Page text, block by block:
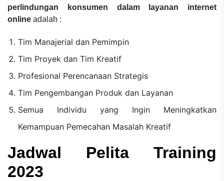
perlindungan konsumen dalam layanan internet
online adalah :
Tim Manajerial dan Pemimpin
Tim Proyek dan Tim Kreatif
Profesional Perencanaan Strategis
Tim Pengembangan Produk dan Layanan
Semua Individu yang Ingin Meningkatkan
Kemampuan Pemecahan Masalah Kreatif
Jadwal Pelita Training
2023